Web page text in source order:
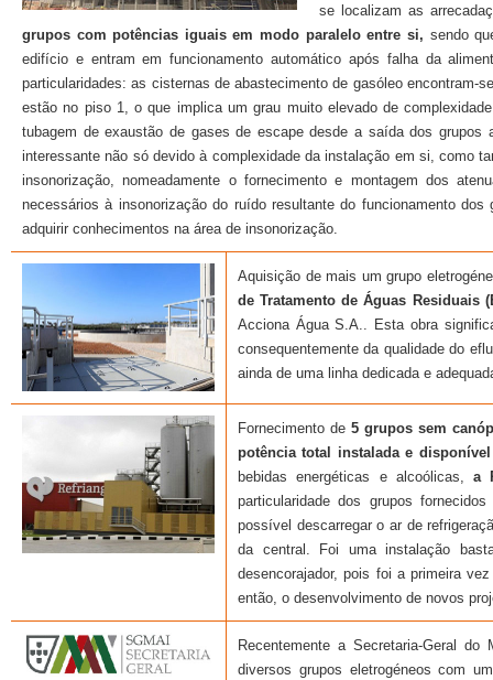
se localizam as
grupos com potências iguais em modo paralelo entre si, sendo
edifício e entram em funcionamento automático após falha da
particularidades: as cisternas de abastecimento de gasóleo
estão no piso 1, o que implica um grau muito elevado de
tubagem de exaustão de gases de escape desde a saída dos
interessante não só devido à complexidade da instalação em si, como
insonorização, nomeadamente o fornecimento e montagem dos
necessários à insonorização do ruído resultante do funcionamento
adquirir conhecimentos na área de insonorização.
Aquisição de mais um grupo
de Tratamento de Águas Residuais
Acciona Água S.A.. Esta obra
consequentemente da qualidade do
ainda de uma linha dedicada e
Fornecimento de5 grupos sem
potência total instalada e disponível
bebidas energéticas e alcoólicas, a
particularidade dos grupos
possível descarregar o ar de
da central. Foi uma instalação
desencorajador, pois foi a primeira
então, o desenvolvimento de novos
Recentemente a Secretaria-Geral
diversos grupos eletrogéneos com